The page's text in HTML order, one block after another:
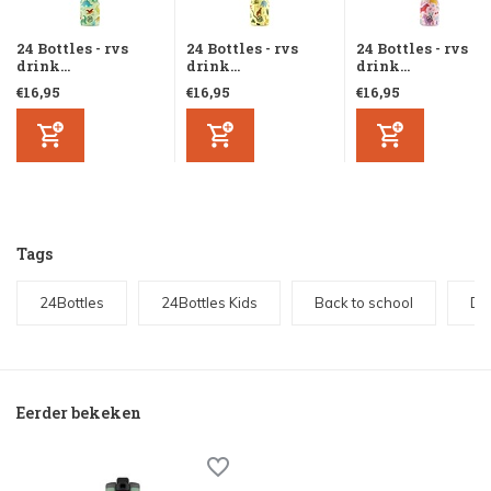
24 Bottles - rvs
drink...
€16,95
24 Bottles - rvs
drink...
€16,95
24 Bottles - rvs
drink...
€16,95
Tags
24Bottles 24Bottles Kids Back to school
Eerder bekeken